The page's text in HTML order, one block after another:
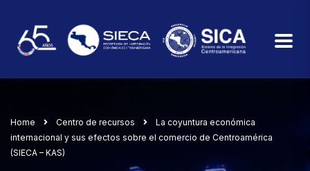
Home Centro de recursos
La coyuntura económica
internacional y sus efectos sobre el comercio de Centroamérica
(SIECA – KAS)